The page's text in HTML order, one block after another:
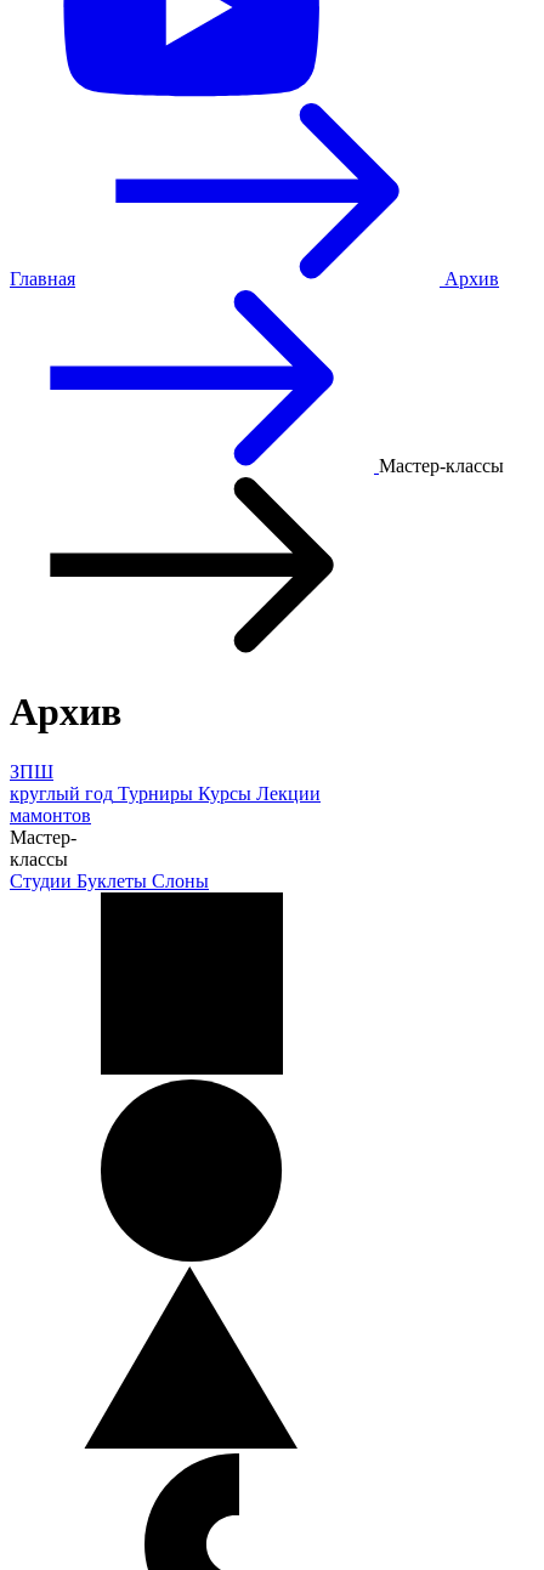
Главная Архив
Мастер-классы
Архив
ЗПШ
круглый год Турниры Курсы Лекции
мамонтов
Мастер-
классы
Студии Буклеты Слоны